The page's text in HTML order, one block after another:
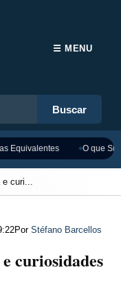
Buscar
☰ MENU
Equivalentes O que
e curi...
Por Stéfano Barcellos
curiosidades